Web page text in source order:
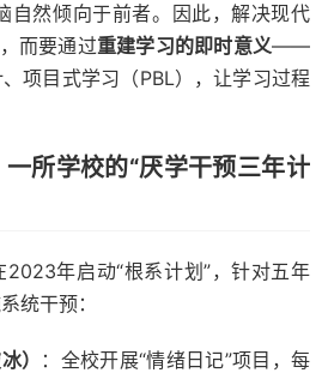
自然倾向于前者。因此，解决现代
而要通过重建学习的即时意义——
项目式学习（PBL），让学习过程
所学校的“厌学干预三年计
年启动“根系计划”，针对五年
统干预：
）
：全校开展“情绪日记”项目，每